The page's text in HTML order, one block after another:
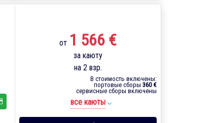
от 1 566 €
за каюту
на 2 взр.
В стоимость включены:
портовые сборы 360 €
сервисные сборы включены
все каюты